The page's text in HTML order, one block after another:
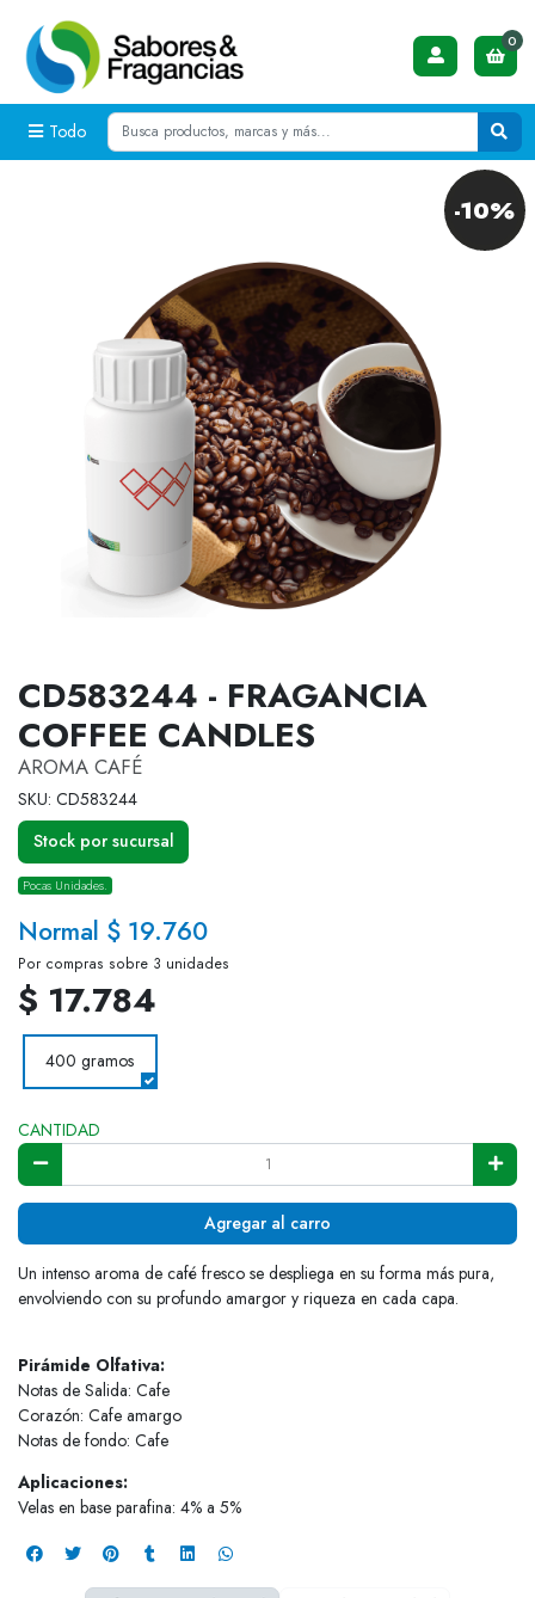
Todo
0
-10%
CD583244 - FRAGANCIA
COFFEE CANDLES
AROMA CAFÉ
SKU: CD583244
Stock por sucursal
Pocas Unidades.
Normal $ 19.760
Por compras sobre 3 unidades
$ 17.784
400 gramos
CANTIDAD
Agregar al carro
Un intenso aroma de café fresco se despliega en su forma más pura,
envolviendo con su profundo amargor y riqueza en cada capa.
Pirámide Olfativa:
Notas de Salida: Cafe
Corazón: Cafe amargo
Notas de fondo: Cafe
Aplicaciones:
Velas en base parafina: 4% a 5%